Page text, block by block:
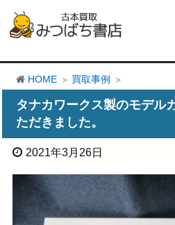
HOME 買取事例
タナカワークス製のモデル
ただきました。
2021年3月26日